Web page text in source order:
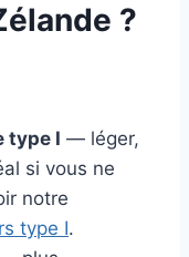
?
type I — léger,
si vous ne
notre
type I.